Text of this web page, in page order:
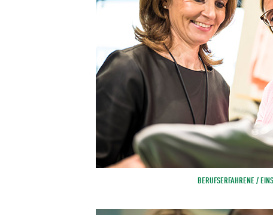
BERUFSERFAHRENE /